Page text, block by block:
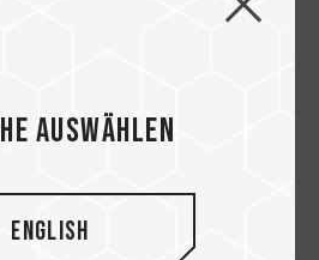
oder einem Fachmann
auswählen
English